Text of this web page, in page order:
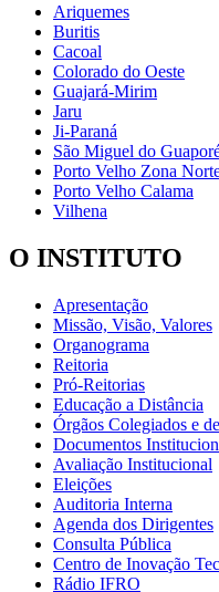
Ariquemes
Buritis
Cacoal
Colorado do Oeste
Guajará-Mirim
Jaru
Ji-Paraná
São Miguel do
Porto Velho Zona
Porto Velho Calama
Vilhena
O INSTITUTO
Apresentação
Missão, Visão, Valores
Organograma
Reitoria
Pró-Reitorias
Educação a Distância
Órgãos Colegiados e
Documentos
Avaliação Institucional
Eleições
Auditoria Interna
Agenda dos Dirigentes
Consulta Pública
Centro de Inovação
Rádio IFRO